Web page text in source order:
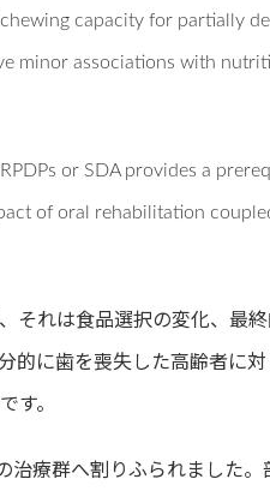
capacity for partially
minor associations with
or SDA provides a
of oral rehabilitation
それは食品選択の変化、最
的に歯を喪失した高齢者に
す。
療群へ割りふられました。